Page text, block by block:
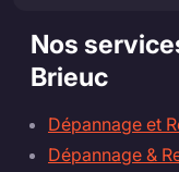
Nos
Brieuc
Dépannage et
Dépannage &